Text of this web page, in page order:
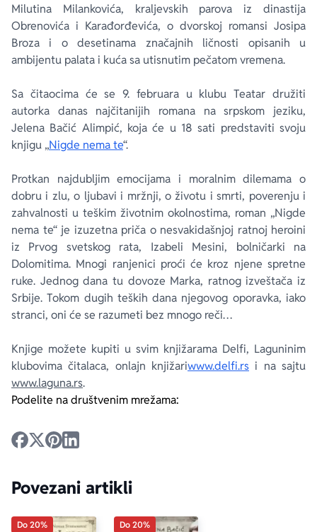
Milutina Milankovića, kraljevskih parova iz dinastija
Obrenovića i Karađorđevića, o dvorskoj romansi Josipa
Broza i o desetinama značajnih ličnosti opisanih u
ambijentu palata i kuća sa utisnutim pečatom vremena.
Sa čitaocima će se 9. februara u klubu Teatar družiti
autorka danas najčitanijih romana na srpskom jeziku,
Jelena Bačić Alimpić, koja će u 18 sati predstaviti svoju
knjigu „Nigde nema te“.
Protkan najdubljim emocijama i moralnim dilemama o
dobru i zlu, o ljubavi i mržnji, o životu i smrti, poverenju i
zahvalnosti u teškim životnim okolnostima, roman „Nigde
nema te“ je izuzetna priča o nesvakidašnjoj ratnoj heroini
iz Prvog svetskog rata, Izabeli Mesini, bolničarki na
Dolomitima. Mnogi ranjenici proći će kroz njene spretne
ruke. Jednog dana tu dovoze Marka, ratnog izveštača iz
Srbije. Tokom dugih teških dana njegovog oporavka, iako
stranci, oni će se razumeti bez mnogo reči…
Knjige možete kupiti u svim knjižarama Delfi, Laguninim
klubovima čitalaca, onlajn knjižariwww.delfi.rs i na sajtu
www.laguna.rs.
Podelite na društvenim mrežama:
Povezani artikli
Do 20%
Do 20%